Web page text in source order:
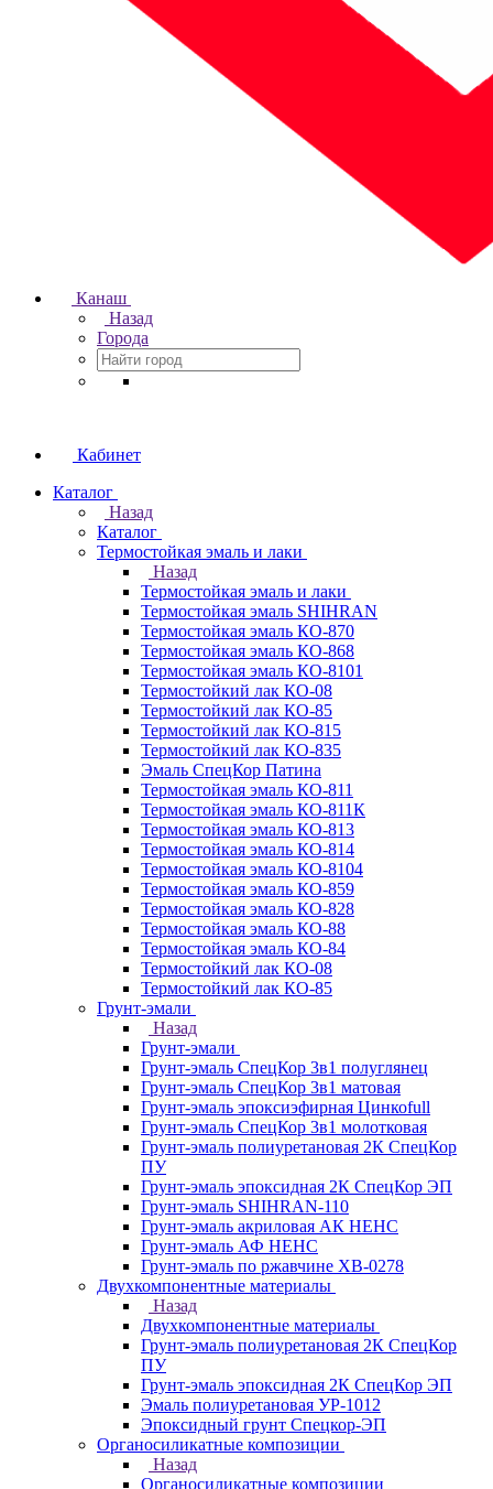
Канаш
Назад
Города
Кабинет
Каталог
Назад
Каталог
Термостойкая эмаль и лаки
Назад
Термостойкая эмаль и лаки
Термостойкая эмаль SHIHRAN
Термостойкая эмаль КО-870
Термостойкая эмаль КО-868
Термостойкая эмаль КО-8101
Термостойкий лак КО-08
Термостойкий лак КО-85
Термостойкий лак КО-815
Термостойкий лак КО-835
Эмаль СпецКор Патина
Термостойкая эмаль КО-811
Термостойкая эмаль КО-811К
Термостойкая эмаль КО-813
Термостойкая эмаль КО-814
Термостойкая эмаль КО-8104
Термостойкая эмаль КО-859
Термостойкая эмаль КО-828
Термостойкая эмаль КО-88
Термостойкая эмаль КО-84
Термостойкий лак КО-08
Термостойкий лак КО-85
Грунт-эмали
Назад
Грунт-эмали
Грунт-эмаль СпецКор 3в1 полуглянец
Грунт-эмаль СпецКор 3в1 матовая
Грунт-эмаль эпоксиэфирная Цинкоfull
Грунт-эмаль СпецКор 3в1 молотковая
Грунт-эмаль полиуретановая 2К СпецКор
ПУ
Грунт-эмаль эпоксидная 2К СпецКор ЭП
Грунт-эмаль SHIHRAN-110
Грунт-эмаль акриловая АК НЕНС
Грунт-эмаль АФ НЕНС
Грунт-эмаль по ржавчине ХВ-0278
Двухкомпонентные материалы
Назад
Двухкомпонентные материалы
Грунт-эмаль полиуретановая 2К СпецКор
ПУ
Грунт-эмаль эпоксидная 2К СпецКор ЭП
Эмаль полиуретановая УР-1012
Эпоксидный грунт Спецкор-ЭП
Органосиликатные композиции
Назад
Органосиликатные композиции